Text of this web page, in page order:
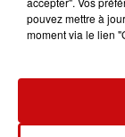
pouvez mettre à
moment via le lien